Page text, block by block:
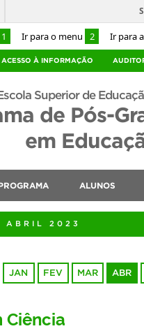
1 Ir para o menu 2 Ir para
ACESSO À INFORMAÇÃO
Superior de
de Pós-
em
ALUNOS
ABRIL 2023
JAN FEV MAR ABR
Ciência